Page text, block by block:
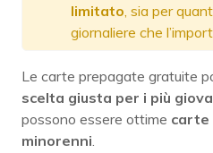
limitato , sia per
giornaliere che
Le carte prepagate gratuite
scelta giusta per i più
possono essere ottime carte
minorenni